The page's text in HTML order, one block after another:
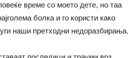
време со моето дете, но таа
болка и го користи како
наши претходни недоразбирања.